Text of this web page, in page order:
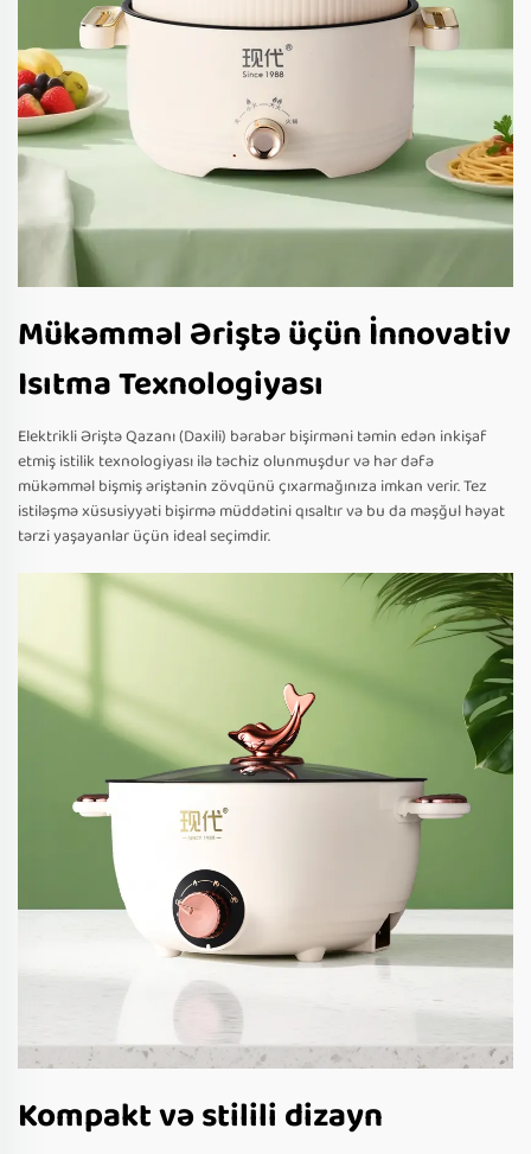
Mükəmməl Əriştə üçün İnnovativ
Isıtma Texnologiyası
Elektrikli Əriştə Qazanı (Daxili) bərabər bişirməni təmin edən inkişaf
etmiş istilik texnologiyası ilə təchiz olunmuşdur və hər dəfə
mükəmməl bişmiş əriştənin zövqünü çıxarmağınıza imkan verir. Tez
istiləşmə xüsusiyyəti bişirmə müddətini qısaltır və bu da məşğul həyat
tərzi yaşayanlar üçün ideal seçimdir.
Kompakt və stilili dizayn